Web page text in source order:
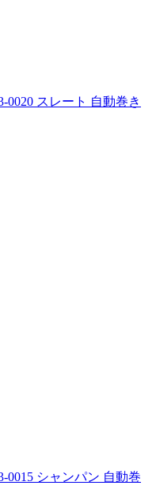
0020 スレート 自動巻き
0015 シャンパン 自動巻